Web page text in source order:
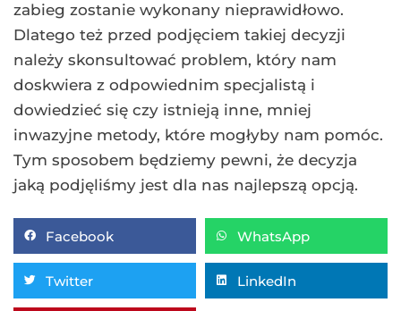
zabieg zostanie wykonany nieprawidłowo.
Dlatego też przed podjęciem takiej decyzji
należy skonsultować problem, który nam
doskwiera z odpowiednim specjalistą i
dowiedzieć się czy istnieją inne, mniej
inwazyjne metody, które mogłyby nam pomóc.
Tym sposobem będziemy pewni, że decyzja
jaką podjęliśmy jest dla nas najlepszą opcją.
Facebook WhatsApp
Twitter LinkedIn